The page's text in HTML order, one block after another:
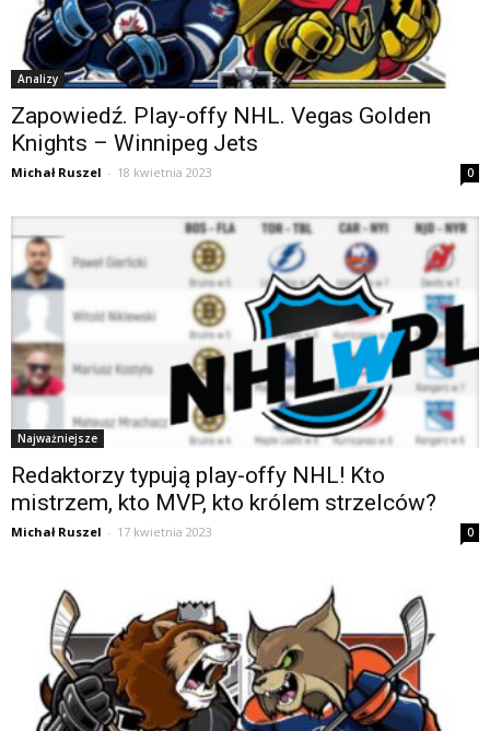
Analizy
Zapowiedź. Play-offy NHL. Vegas Golden
Knights – Winnipeg Jets
Michał Ruszel - 18 kwietnia 2023 0
Najważniejsze
Redaktorzy typują play-offy NHL! Kto
mistrzem, kto MVP, kto królem strzelców?
Michał Ruszel - 17 kwietnia 2023 0